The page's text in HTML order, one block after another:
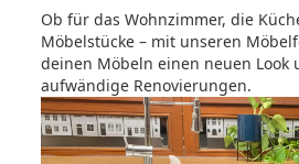
Ob für das Wohnzimmer, die
Möbelstücke – mit unseren
deinen Möbeln einen neuen Look
aufwändige Renovierungen.